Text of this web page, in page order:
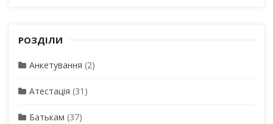
РОЗДІЛИ
Анкетування (2)
Атестація (31)
Батькам (37)